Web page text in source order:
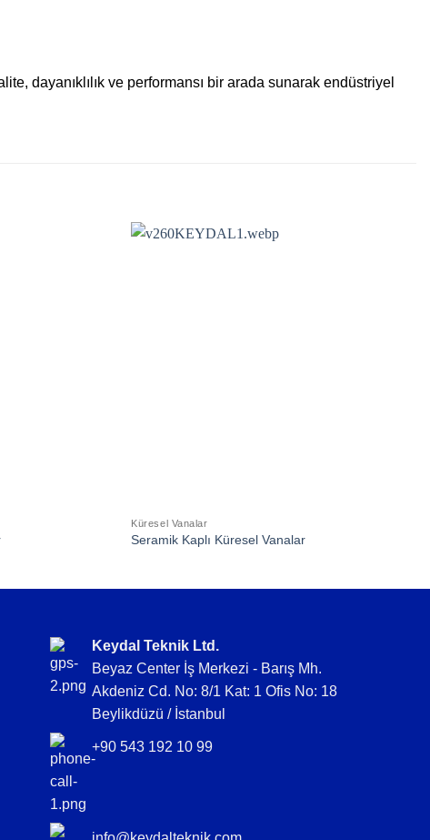
dayanıklılık ve performansı bir arada sunarak endüstriyel
Küresel Vanalar
Seramik Kaplı Küresel Vanalar
Keydal Teknik Ltd.
Beyaz Center İş Merkezi - Barış Mh.
Akdeniz Cd. No: 8/1 Kat: 1 Ofis No: 18
Beylikdüzü / İstanbul
+90 543 192 10 99